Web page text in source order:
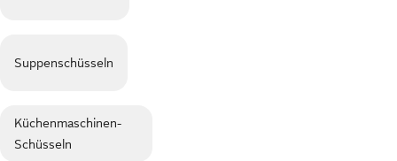
Suppenschüsseln
Küchenmaschinen-
Schüsseln